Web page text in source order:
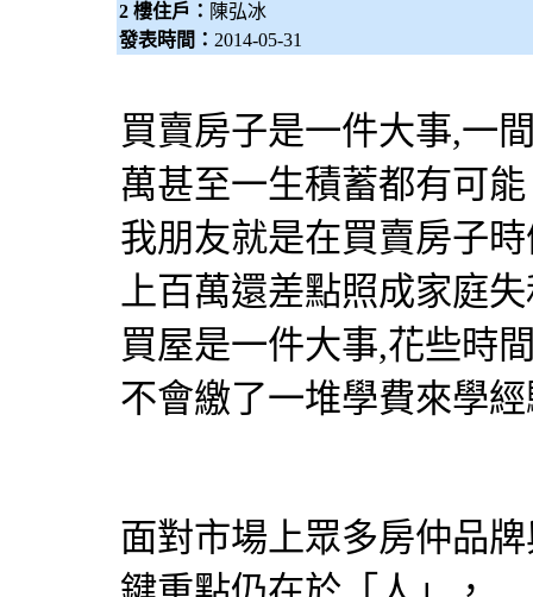
2 樓住戶： 陳弘冰
發表時間： 2014-05-31
買賣房子是一件大事,一
萬甚至一生積蓄都有可能
我朋友就是在買賣房子
上百萬還差點照成家庭
買屋是一件大事,花些時
不會繳了一堆學費來學
面對市場上眾多房仲品